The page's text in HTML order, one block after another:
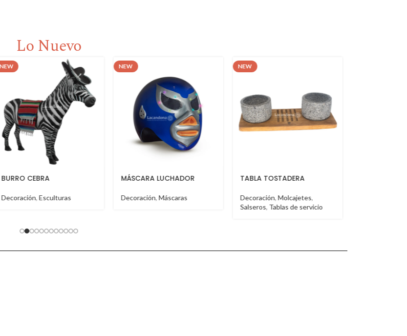
Lo Nuevo
NEW
MÁSCARA LUCHADOR
Decoración ,Máscaras
NEW
TABLA TOSTADERA
Decoración ,Molcajetes
NEW
BOOTH VT
Booth